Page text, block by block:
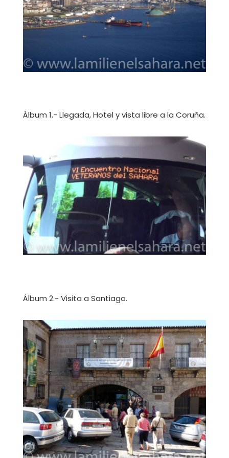
Álbum 1.- Llegada, Hotel y vista libre a la Coruña.
Álbum 2.- Visita a Santiago.